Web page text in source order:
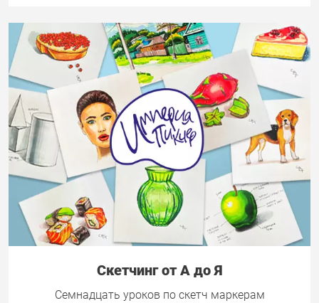
Скетчинг от А до Я
Семнадцать уроков по скетч маркерам